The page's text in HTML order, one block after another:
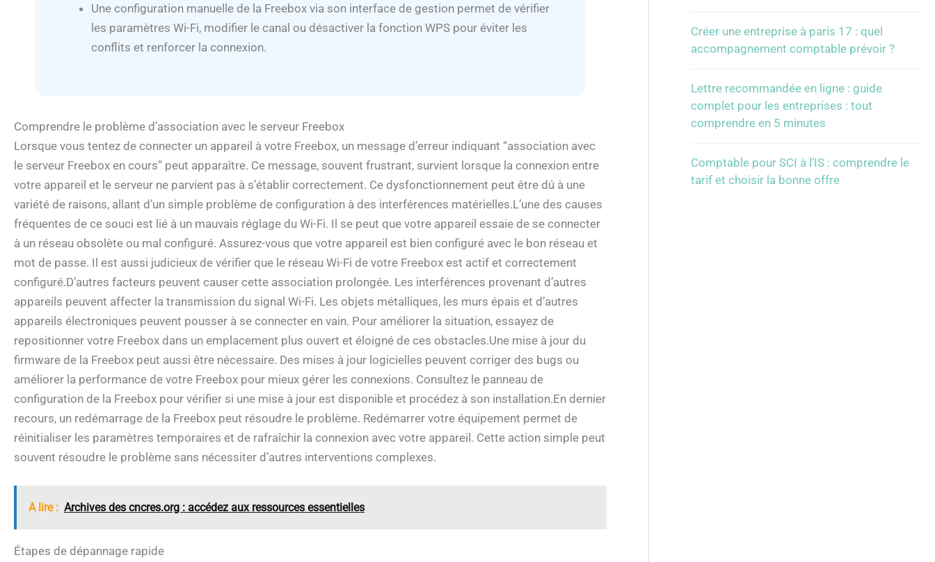
Une configuration manuelle de la Freebox via son interface de gestion permet de vérifier
les paramètres Wi-Fi, modifier le canal ou désactiver la fonction WPS pour éviter les
conflits et renforcer la connexion.
Comprendre le problème d’association avec le serveur Freebox
Lorsque vous tentez de connecter un appareil à votre Freebox, un message d’erreur indiquant “association avec
le serveur Freebox en cours” peut apparaître. Ce message, souvent frustrant, survient lorsque la connexion entre
votre appareil et le serveur ne parvient pas à s’établir correctement. Ce dysfonctionnement peut être dû à une
variété de raisons, allant d’un simple problème de configuration à des interférences matérielles.L’une des causes
fréquentes de ce souci est lié à un mauvais réglage du Wi-Fi. Il se peut que votre appareil essaie de se connecter
à un réseau obsolète ou mal configuré. Assurez-vous que votre appareil est bien configuré avec le bon réseau et
mot de passe. Il est aussi judicieux de vérifier que le réseau Wi-Fi de votre Freebox est actif et correctement
configuré.D’autres facteurs peuvent causer cette association prolongée. Les interférences provenant d’autres
appareils peuvent affecter la transmission du signal Wi-Fi. Les objets métalliques, les murs épais et d’autres
appareils électroniques peuvent pousser à se connecter en vain. Pour améliorer la situation, essayez de
repositionner votre Freebox dans un emplacement plus ouvert et éloigné de ces obstacles.Une mise à jour du
firmware de la Freebox peut aussi être nécessaire. Des mises à jour logicielles peuvent corriger des bugs ou
améliorer la performance de votre Freebox pour mieux gérer les connexions. Consultez le panneau de
configuration de la Freebox pour vérifier si une mise à jour est disponible et procédez à son installation.En dernier
recours, un redémarrage de la Freebox peut résoudre le problème. Redémarrer votre équipement permet de
réinitialiser les paramètres temporaires et de rafraîchir la connexion avec votre appareil. Cette action simple peut
souvent résoudre le problème sans nécessiter d’autres interventions complexes.
A lire : Archives des cncres.org : accédez aux ressources essentielles
Étapes de dépannage rapide
Créer une entreprise à paris 17 : quel
accompagnement comptable prévoir ?
Lettre recommandée en ligne : guide
complet pour les entreprises : tout
comprendre en 5 minutes
Comptable pour SCI à l’IS : comprendre le
tarif et choisir la bonne offre